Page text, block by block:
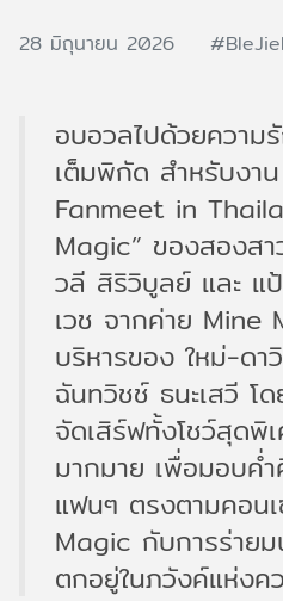
28 มิถุนายน 2026
อบอวลไปด้วยความ
เต็มพิกัด สำหรับงา
Fanmeet in
Magic” ของสองส
วลี สิริวิบูลย์ และ แ
เวช จากค่าย Mine
บริหารของ ใหม่-ดา
ฉันทวิชช์ ธนะเสวี โ
จัดเสิร์ฟทั้งโชว์สุดพิ
มากมาย เพื่อมอบค่
แฟนๆ ตรงตามคอ
Magic กับการร่าย
ตกอยู่ในภวังค์แห่ง